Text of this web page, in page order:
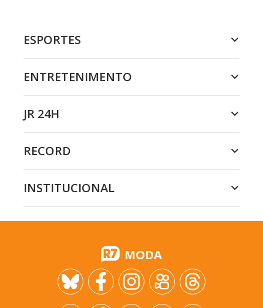
ESPORTES
ENTRETENIMENTO
JR 24H
RECORD
INSTITUCIONAL
MODA